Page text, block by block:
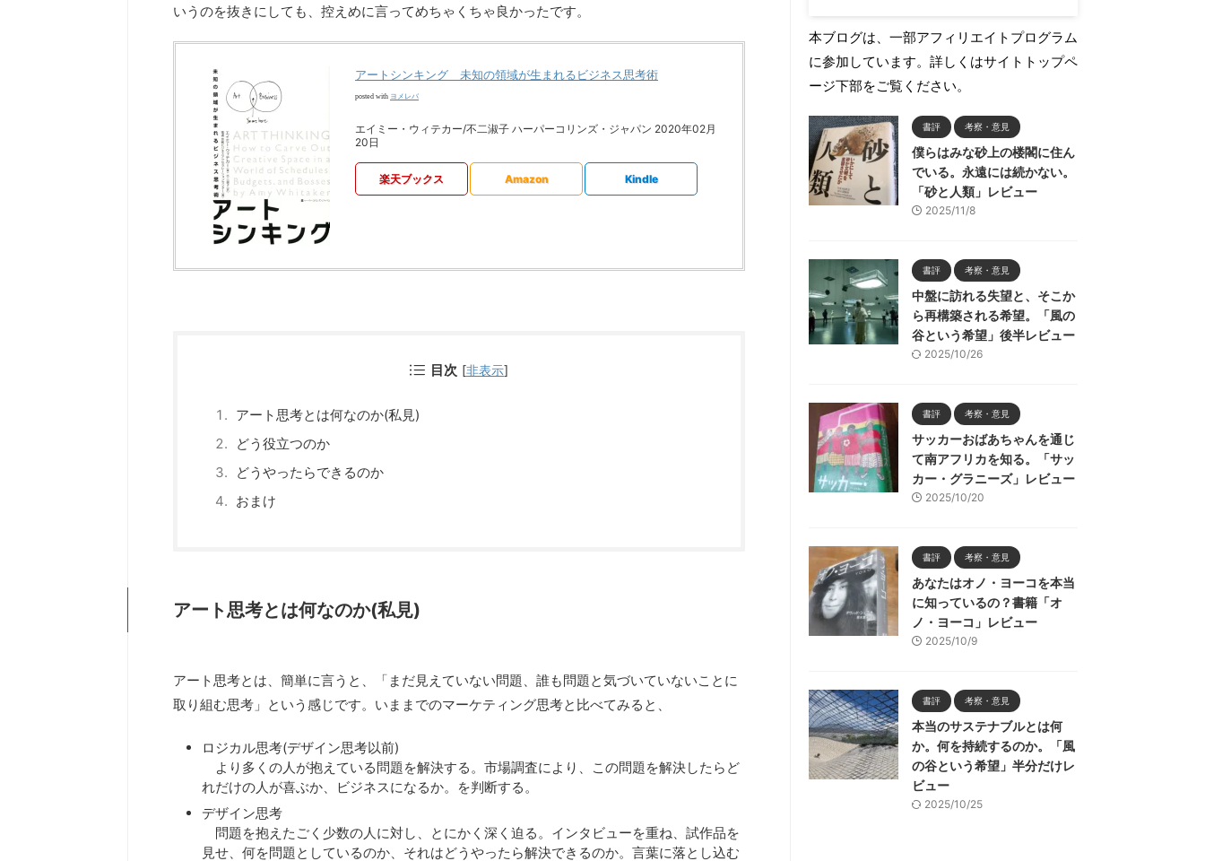
いうのを抜きにしても、控えめに言ってめちゃくちゃ良かったです。
アートシンキング 未知の領域が生まれるビジネス思考術
posted with ヨメレバ
エイミー・ウィテカー/不二淑子 ハーパーコリンズ・ジャパン 2020年02月
20日
楽天ブックス Amazon Kindle
目次 [非表示]
アート思考とは何なのか(私見)
どう役立つのか
どうやったらできるのか
おまけ
アート思考とは何なのか(私見)
アート思考とは、簡単に言うと、「まだ見えていない問題、誰も問題と気づいていないことに
取り組む思考」という感じです。いままでのマーケティング思考と比べてみると、
ロジカル思考(デザイン思考以前)
より多くの人が抱えている問題を解決する。市場調査により、この問題を解決したらど
れだけの人が喜ぶか、ビジネスになるか。を判断する。
デザイン思考
問題を抱えたごく少数の人に対し、とにかく深く迫る。インタビューを重ね、試作品を
見せ、何を問題としているのか、それはどうやったら解決できるのか。言葉に落とし込む
本ブログは、一部アフィリエイトプログラム
に参加しています。詳しくはサイトトップペ
ージ下部をご覧ください。
書評 考察・意見
僕らはみな砂上の楼閣に住ん
でいる。永遠には続かない。
「砂と人類」レビュー
2025/11/8
書評 考察・意見
中盤に訪れる失望と、そこか
ら再構築される希望。「風の
谷という希望」後半レビュー
2025/10/26
書評 考察・意見
サッカーおばあちゃんを通じ
て南アフリカを知る。「サッ
カー・グラニーズ」レビュー
2025/10/20
書評 考察・意見
あなたはオノ・ヨーコを本当
に知っているの？書籍「オ
ノ・ヨーコ」レビュー
2025/10/9
書評 考察・意見
本当のサステナブルとは何
か。何を持続するのか。「風
の谷という希望」半分だけレ
ビュー
2025/10/25